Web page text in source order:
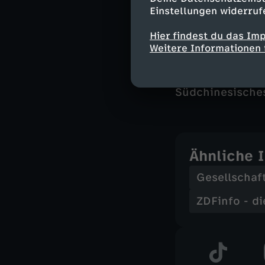
Einstellungen
Hier findest du das
Weitere
In der Doku
Wort wie
Parteien
Alltag prägt,
Ähnliche
ZDFinfo -